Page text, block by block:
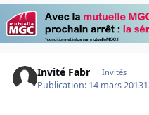
Invité Fabr Invités
Publication: 14 mars 2013